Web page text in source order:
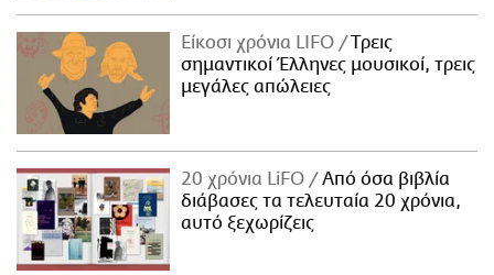
Είκοσι χρόνια LIFO
Tρεις
σημαντικοί Έλληνες μουσικοί, τρεις
μεγάλες απώλειες
20 χρόνια LiFO
Από όσα βιβλία
διάβασες τα τελευταία 20 χρόνια,
αυτό ξεχωρίζεις